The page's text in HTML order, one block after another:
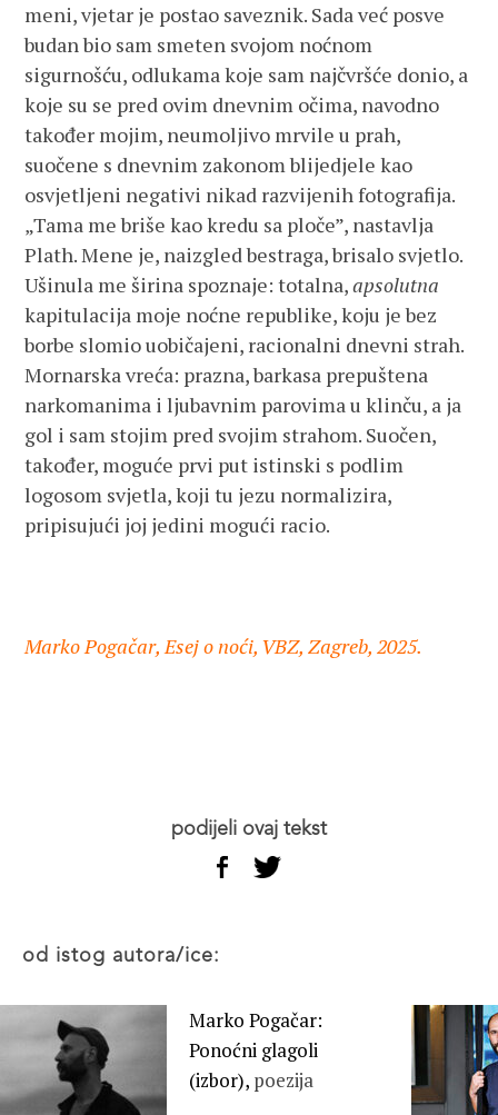
meni, vjetar je postao saveznik. Sada već posve
budan bio sam smeten svojom noćnom
sigurnošću, odlukama koje sam najčvršće donio, a
koje su se pred ovim dnevnim očima, navodno
također mojim, neumoljivo mrvile u prah,
suočene s dnevnim zakonom blijedjele kao
osvjetljeni negativi nikad razvijenih fotografija.
„Tama me briše kao kredu sa ploče”, nastavlja
Plath. Mene je, naizgled bestraga, brisalo svjetlo.
Ušinula me širina spoznaje: totalna,apsolutna
kapitulacija moje noćne republike, koju je bez
borbe slomio uobičajeni, racionalni dnevni strah.
Mornarska vreća: prazna, barkasa prepuštena
narkomanima i ljubavnim parovima u klinču, a ja
gol i sam stojim pred svojim strahom. Suočen,
također, moguće prvi put istinski s podlim
logosom svjetla, koji tu jezu normalizira,
pripisujući joj jedini mogući racio.
Marko Pogačar, Esej o noći, VBZ, Zagreb, 2025.
podijeli ovaj tekst
od istog autora/ice:
Marko Pogačar:
Ponoćni glagoli
(izbor), poezija